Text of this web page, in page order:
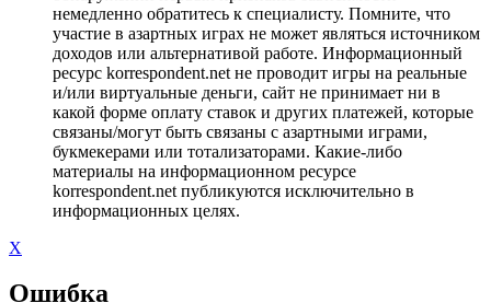
немедленно обратитесь к специалисту. Помните, что
участие в азартных играх не может являться источником
доходов или альтернативой работе. Информационный
ресурс korrespondent.net не проводит игры на реальные
и/или виртуальные деньги, сайт не принимает ни в
какой форме оплату ставок и других платежей, которые
связаны/могут быть связаны с азартными играми,
букмекерами или тотализаторами. Какие-либо
материалы на информационном ресурсе
korrespondent.net публикуются исключительно в
информационных целях.
X
Ошибка